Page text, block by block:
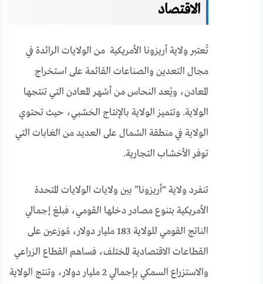
الاقتصاد
تُعتبر ولاية أريزونا الأمريكية من الولايات الرائدة في
مجال التعدين والصناعات القائمة على استخراج
المعادن، ويُعد النحاس من أشهر المعادن التي تنتجها
الولاية. وتتميز الولاية بالإنتاج الخشبي، حيث تحتوي
الولاية في منطقة الشمال على العديد من الغابات التي
توفر الأخشاب التجارية.
تنفرد ولاية “أريزونا” بين ولايات الولايات المتحدة
الأمريكية بتنوع مصادر دخلها القومي، فبلغ إجمالي
الناتج القومي للولاية 183 مليار دولار، مُوزعين على
القطاعات الاقتصادية المختلف، فساهم القطاع الزراعي
والاستزراع السمكي بإجمالي 2 مليار دولار، وتنتج الولاية